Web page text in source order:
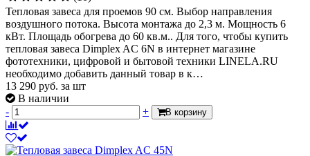
Тепловая завеса для проемов 90 см. Выбор направления
воздушного потока. Высота монтажа до 2,3 м. Мощность 6
кВт. Площадь обогрева до 60 кв.м.. Для того, чтобы купить
тепловая завеса Dimplex AC 6N в интернет магазине
фототехники, цифровой и бытовой техники LINELA.RU
необходимо добавить данный товар в к…
13 290 руб. за шт
В наличии
-
+ В корзину